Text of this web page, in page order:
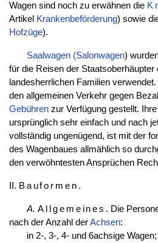
Wagen sind noch zu erwähnen die
Artikel Krankenbeförderung) sowie
Hofzüge).
Saalwagen (Salonwagen)
für die Reisen der Staatsoberhäupter
landesherrlichen Familien
den allgemeinen Verkehr gegen
Gebührenzur Verfügung gestellt.
ursprünglich sehr einfach und nach
vollständig ungenügend, ist mit der
des Wagenbaues allmählich so
den verwöhntesten Ansprüchen
II. Bauformen .
A. Allgemeines . Die
nach der Anzahl derAchsen:
in 2-, 3-, 4- und 6achsige Wagen;